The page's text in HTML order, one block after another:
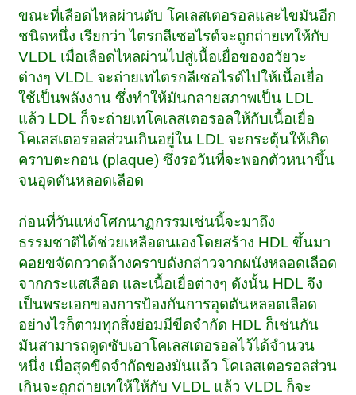
ขณะที่เลือดไหลผ่านตับ โคเลสเตอรอลและไขมันอีก
ชนิดหนึ่ง เรียกว่า ไตรกลีเซอไรด์จะถูกถ่ายเทให้กับ
VLDL เมื่อเลือดไหลผ่านไปสู่เนื้อเยื่อของอวัยวะ
ต่างๆ VLDL จะถ่ายเทไตรกลีเซอไรด์ไปให้เนื้อเยื่อ
ใช้เป็นพลังงาน ซึ่งทำให้มันกลายสภาพเป็น LDL
แล้ว LDL ก็จะถ่ายเทโคเลสเตอรอลให้กับเนื้อเยื่อ
โคเลสเตอรอลส่วนเกินอยู่ใน LDL จะกระตุ้นให้เกิด
คราบตะกอน (plaque) ซึ่งรอวันที่จะพอกตัวหนาขึ้น
จนอุดตันหลอดเลือด
ก่อนที่วันแห่งโศกนาฏกรรมเช่นนี้จะมาถึง
ธรรมชาติได้ช่วยเหลือตนเองโดยสร้าง HDL ขึ้นมา
คอยขจัดกวาดล้างคราบดังกล่าวจากผนังหลอดเลือด
จากกระแสเลือด และเนื้อเยื่อต่างๆ ดังนั้น HDL จึง
เป็นพระเอกของการป้องกันการอุดตันหลอดเลือด
อย่างไรก็ตามทุกสิ่งย่อมมีขีดจำกัด HDL ก็เช่นกัน
มันสามารถดูดซับเอาโคเลสเตอรอลไว้ได้จำนวน
หนึ่ง เมื่อสุดขีดจำกัดของมันแล้ว โคเลสเตอรอลส่วน
เกินจะถูกถ่ายเทให้ให้กับ VLDL แล้ว VLDL ก็จะ